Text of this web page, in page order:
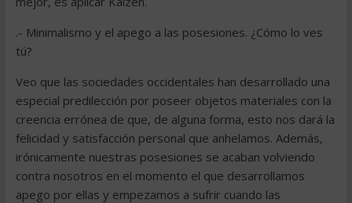
.- Minimalismo y el apego a las posesiones. ¿Cómo lo ves
tú?
Veo que las sociedades occidentales han desarrollado una
especial predilección por poseer objetos materiales con la
creencia errónea de que, de alguna forma, esto nos dará la
felicidad y satisfacción personal que anhelamos. Además,
irónicamente nuestras posesiones se acaban volviendo
contra nosotros en el momento el que desarrollamos
apego por ellas y empezamos a sufrir cuando las